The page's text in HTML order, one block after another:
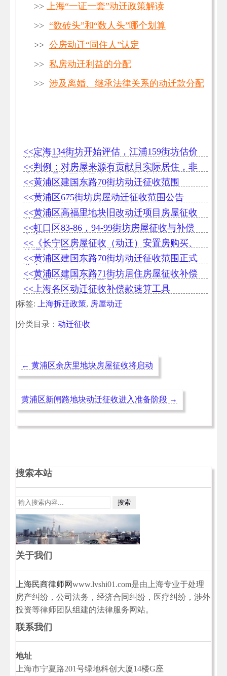
>>
上海“一证一套”动迁政策解读
>> “数砖头”和“数人头”哪个划算
>> 公房动迁“同住人”认定
>> 私房动迁利益的分配
>> 涉及离婚、继承法律关系的动迁款分配
<<定海134街坊开始评估，江浦159街坊估价
机构结果公示
<<判例：对房屋来源有贡献且实际居住，非
户籍人员亦可分得公房征收补偿款
<<黄浦区建国东路70街坊动迁征收范围
<<黄浦区675街坊房屋动迁征收范围公告
<<黄浦区高福里地块旧改动迁项目​房屋征收
范围
<<虹口区83-86，94-99街坊房屋征收与补偿
方案
<<《长宁区房屋征收（动迁）安置房购买、
管理与使用办法》全文
<<黄浦区建国东路70街坊动迁征收范围正式
公布
<<黄浦区建国东路71街坊居住房屋征收补偿
方案及动迁款计算工具
<<上海各区动迁征收补偿款速算工具
|标签: 上海拆迁政策, 房屋动迁
|分类目录： 动迁征收
← 黄浦区余庆里地块房屋征收将启动
黄浦区新闸路地块动迁征收进入准备阶段 →
搜索本站
关于我们
上海民商律师网www.lvshi01.com是由上海专业于处理
房产纠纷，公司法务，经济合同纠纷，医疗纠纷，涉外
投资等律师团队组建的法律服务网站。
联系我们
地址
上海市宁夏路201号绿地科创大厦14楼G座